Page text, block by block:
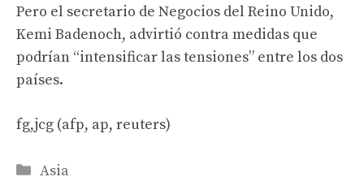
Pero el secretario de Negocios del Reino Unido,
Kemi Badenoch, advirtió contra medidas que
podrían “intensificar las tensiones” entre los dos
países.
fg,jcg (afp, ap, reuters)
Categories
Asia